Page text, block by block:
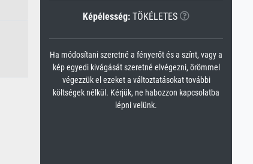
Képélesség: TÖKÉLETES
Ha módosítani szeretné a fényerőt és a színt, vagy a
kép egyedi kivágását szeretné elvégezni, örömmel
végezzük el ezeket a változtatásokat további
költségek nélkül. Kérjük, ne habozzon kapcsolatba
lépni velünk.